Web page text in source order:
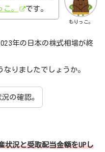
もりっこ。
こ。
です。
年の日本の株式相場が終
りましたでしょうか。
の確認。
状況と受取配当金額をUPし